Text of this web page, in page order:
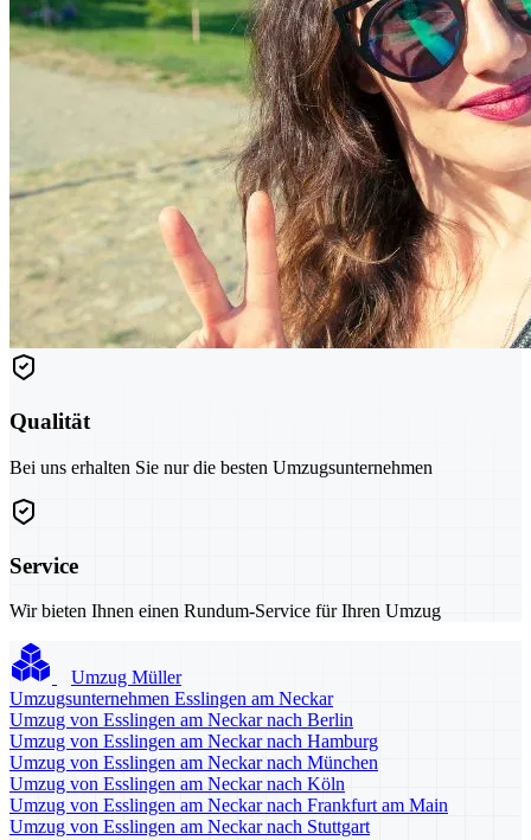
Qualität
Bei uns erhalten Sie nur die besten Umzugsunternehmen
Service
Wir bieten Ihnen einen Rundum-Service für Ihren Umzug
Umzug Müller
Umzugsunternehmen Esslingen am Neckar
Umzug von Esslingen am Neckar nach Berlin
Umzug von Esslingen am Neckar nach Hamburg
Umzug von Esslingen am Neckar nach München
Umzug von Esslingen am Neckar nach Köln
Umzug von Esslingen am Neckar nach Frankfurt am Main
Umzug von Esslingen am Neckar nach Stuttgart